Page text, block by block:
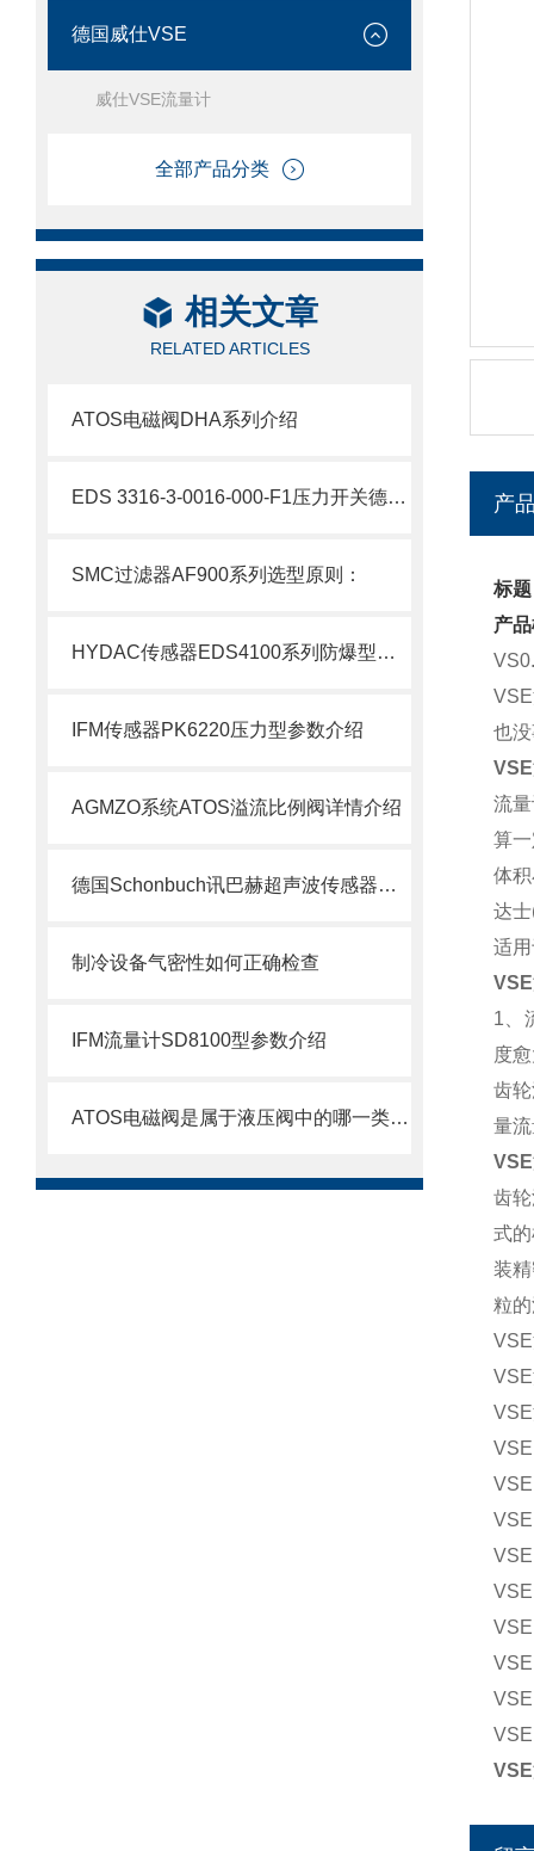
德国威仕VSE
威仕VSE流量计
全部产品分类
相关文章
RELATED ARTICLES
ATOS电磁阀DHA系列介绍
EDS 3316-3-0016-000-F1压力开关德国HYDAC贺德克产品介绍
SMC过滤器AF900系列选型原则：
HYDAC传感器EDS4100系列防爆型参数介绍
IFM传感器PK6220压力型参数介绍
AGMZO系统ATOS溢流比例阀详情介绍
德国Schonbuch讯巴赫超声波传感器介绍
制冷设备气密性如何正确检查
IFM流量计SD8100型参数介绍
ATOS电磁阀是属于液压阀中的哪一类呢了解下
产
标
产
也
流
算
体
达
适
1、
度
齿
量
齿
式
装
粒